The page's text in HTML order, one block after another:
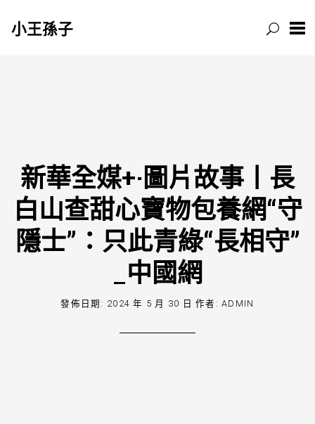
小王孫子
新華全媒+·圖片故事丨長
白山查甜心寶物包養網“守
隱士”：只此青綠“長相守”
_中國網
發佈日期: 2024 年 5 月 30 日 作者:ADMIN